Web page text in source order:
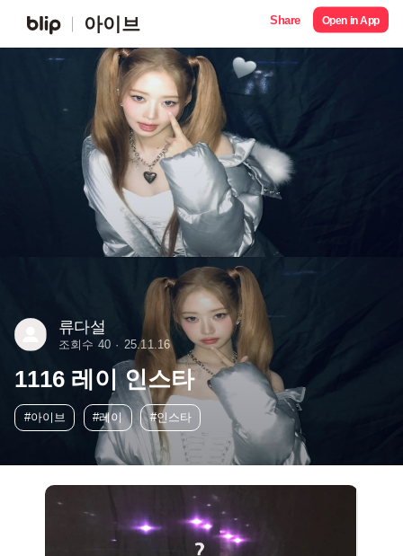
아이브 Share Open in App
류다설
조회수 40 25.11.16
1116 레이 인스타
#아이브 #레이 #인스타